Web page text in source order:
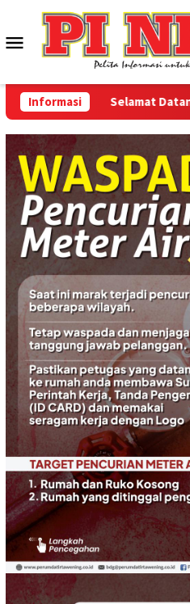
konten
Menu
Mobile
InformasiSelamat Datang Di